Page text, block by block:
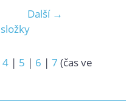
Další →
4 | 5 | 6 | 7 (čas ve